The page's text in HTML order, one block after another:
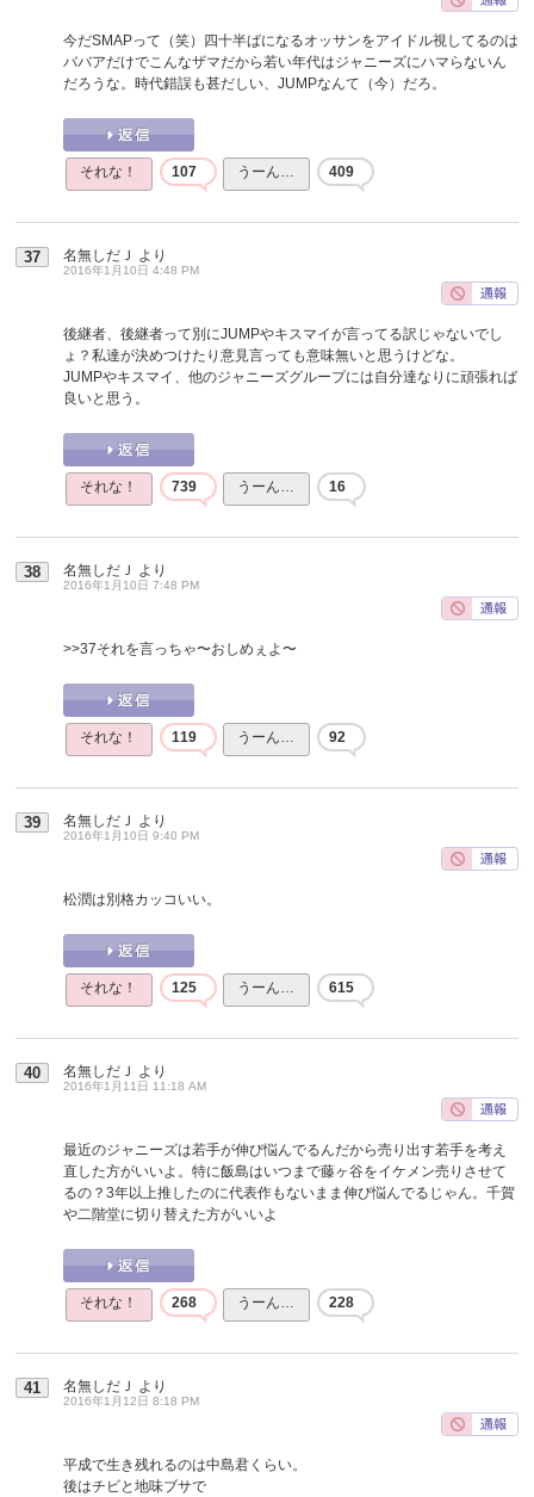
今だSMAPって（笑）四十半ばになるオッサンをアイドル視してるのは
ババアだけでこんなザマだから若い年代はジャニーズにハマらないん
だろうな。時代錯誤も甚だしい、JUMPなんて（今）だろ。
それな！ 107 うーん… 409
37 名無しだＪ より
2016年1月10日 4:48 PM
後継者、後継者って別にJUMPやキスマイが言ってる訳じゃないでし
ょ？私達が決めつけたり意見言っても意味無いと思うけどな。
JUMPやキスマイ、他のジャニーズグループには自分達なりに頑張れば
良いと思う。
それな！ 739 うーん… 16
38 名無しだＪ より
2016年1月10日 7:48 PM
>>37それを言っちゃ〜おしめぇよ〜
それな！ 119 うーん… 92
39 名無しだＪ より
2016年1月10日 9:40 PM
松潤は別格カッコいい。
それな！ 125 うーん… 615
40 名無しだＪ より
2016年1月11日 11:18 AM
最近のジャニーズは若手が伸び悩んでるんだから売り出す若手を考え
直した方がいいよ。特に飯島はいつまで藤ヶ谷をイケメン売りさせて
るの？3年以上推したのに代表作もないまま伸び悩んでるじゃん。千賀
や二階堂に切り替えた方がいいよ
それな！ 268 うーん… 228
41 名無しだＪ より
2016年1月12日 8:18 PM
平成で生き残れるのは中島君くらい。
後はチビと地味ブサで